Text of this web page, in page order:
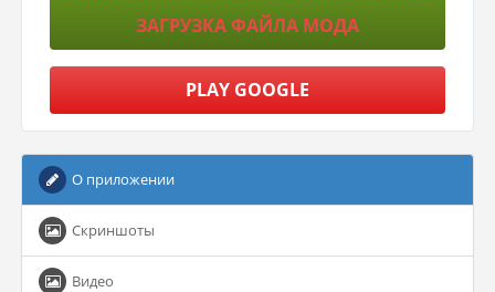
ЗАГРУЗКА ФАЙЛА МОДА
PLAY GOOGLE
О приложении
Скриншоты
Видео